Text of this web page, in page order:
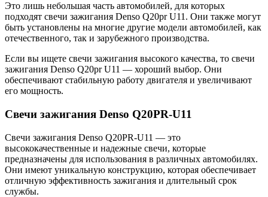
Это лишь небольшая часть автомобилей, для которых
подходят свечи зажигания Denso Q20pr U11. Они также могут
быть установлены на многие другие модели автомобилей, как
отечественного, так и зарубежного производства.
Если вы ищете свечи зажигания высокого качества, то свечи
зажигания Denso Q20pr U11 — хороший выбор. Они
обеспечивают стабильную работу двигателя и увеличивают
его мощность.
Свечи зажигания Denso Q20PR-U11
Свечи зажигания Denso Q20PR-U11 — это
высококачественные и надежные свечи, которые
предназначены для использования в различных автомобилях.
Они имеют уникальную конструкцию, которая обеспечивает
отличную эффективность зажигания и длительный срок
службы.